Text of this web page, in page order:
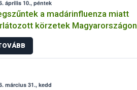
április 10., péntek
a madárinfluenza miatt
körzetek Magyarországon
március 31., kedd